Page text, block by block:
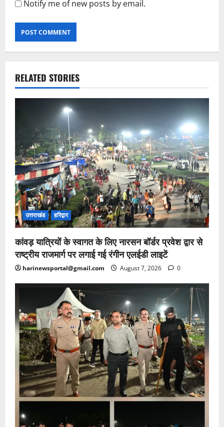
Notify me of new posts by email.
RELATED STORIES
उत्तराखंड हरिद्वार
कांवड़ यात्रियों के स्वागत के लिए नारसन बॉर्डर प्रवेश द्वार से
राष्ट्रीय राजमार्ग पर लगाई गई रंगीन एलईडी लाइटें
harinewsportal@gmail.com August 7, 2026 0